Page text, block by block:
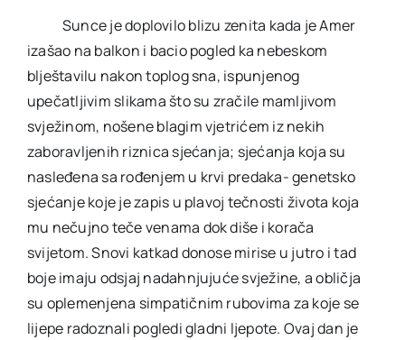
Sunce je doplovilo blizu zenita kada je Amer
izašao na balkon i bacio pogled ka nebeskom
blještavilu nakon toplog sna, ispunjenog
upečatljivim slikama što su zračile mamljivom
svježinom, nošene blagim vjetrićem iz nekih
zaboravljenih riznica sjećanja; sjećanja koja su
nasleđena sa rođenjem u krvi predaka- genetsko
sjećanje koje je zapis u plavoj tečnosti života koja
mu nečujno teče venama dok diše i korača
svijetom. Snovi katkad donose mirise u jutro i tad
boje imaju odsjaj nadahnjujuće svježine, a obličja
su oplemenjena simpatičnim rubovima za koje se
lijepe radoznali pogledi gladni ljepote. Ovaj dan je